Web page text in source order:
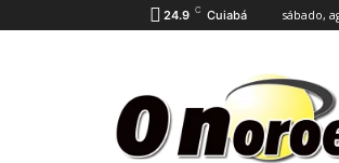
24.9 C Cuiabá sábado,